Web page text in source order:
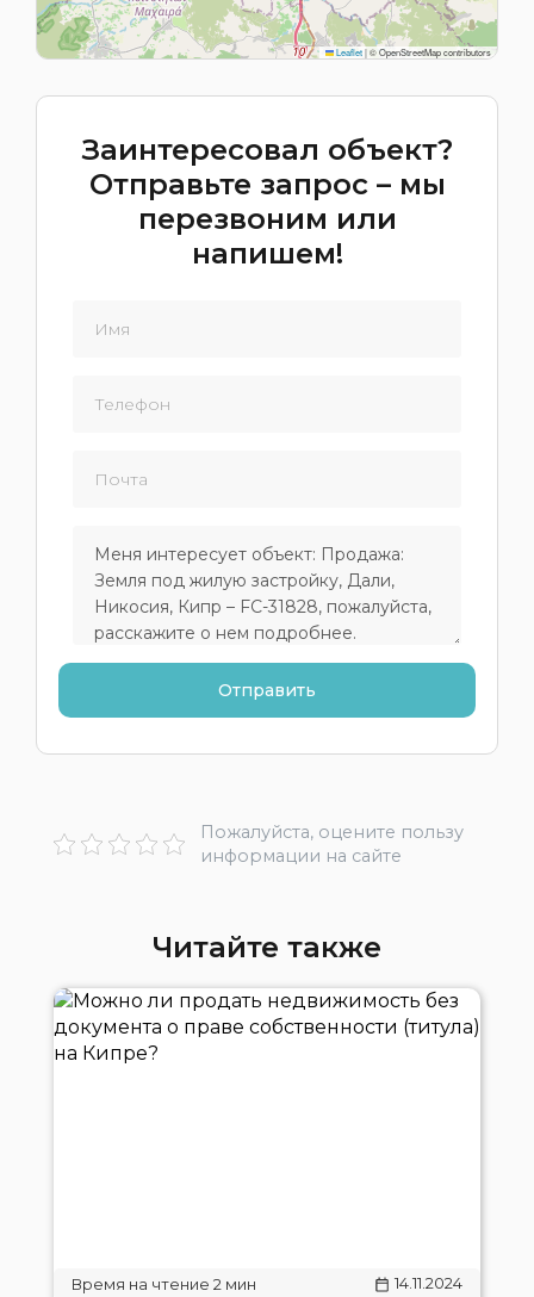
Leaflet|© OpenStreetMap contributors
Заинтересовал объект?
Отправьте запрос – мы
перезвоним или
напишем!
Пожалуйста, оцените пользу
информации на сайте
Читайте также
14.11.2024